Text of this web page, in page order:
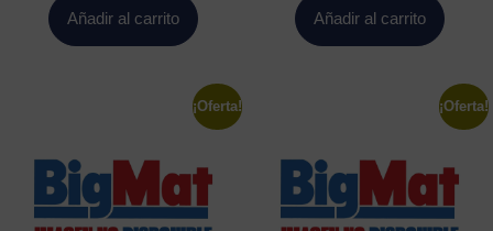
Añadir al carrito Añadir al carrito
¡Oferta! ¡Oferta!